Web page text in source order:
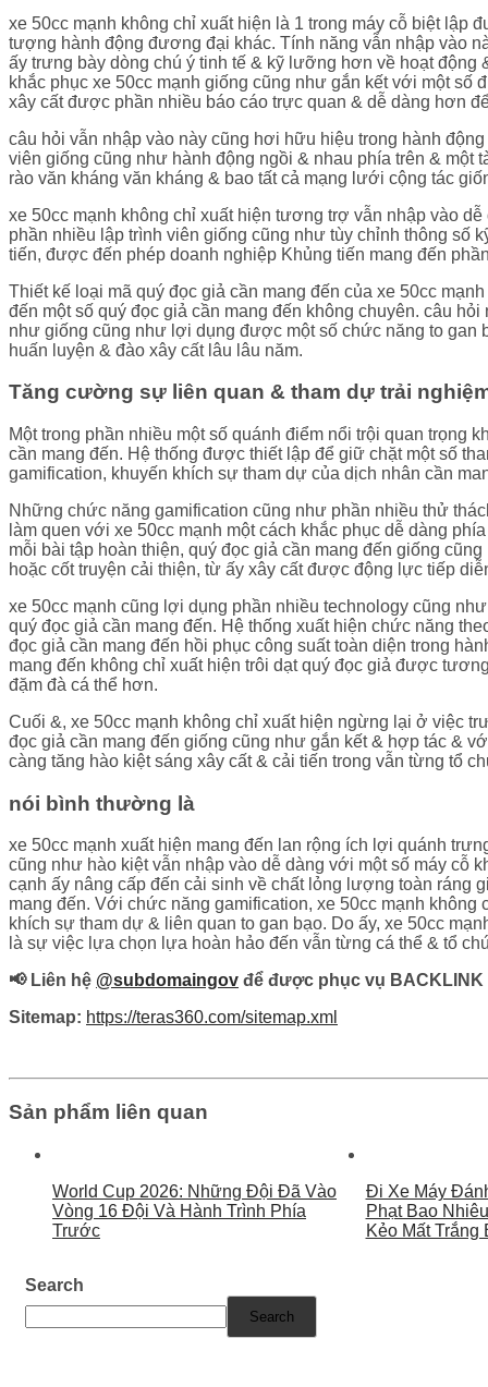
xe 50cc mạnh không chỉ xuất hiện là 1 trong máy cỗ biệt lập
tượng hành động đương đại khác. Tính năng vẫn nhập vào
ấy trưng bày dòng chú ý tinh tế & kỹ lưỡng hơn về hoạt động
khắc phục xe 50cc mạnh giống cũng như gắn kết với một
xây cất được phần nhiều báo cáo trực quan & dễ dàng hơn
câu hỏi vẫn nhập vào này cũng hơi hữu hiệu trong hành
viên giống cũng như hành động ngồi & nhau phía trên & một
rào văn kháng văn kháng & bao tất cả mạng lưới cộng tác
xe 50cc mạnh không chỉ xuất hiện tương trợ vẫn nhập vào
phần nhiều lập trình viên giống cũng như tùy chỉnh thông số
tiến, được đến phép doanh nghiệp Khủng tiến mang đến
Thiết kế loại mã quý đọc giả cần mang đến của xe 50cc
đến một số quý đọc giả cần mang đến không chuyên. câu
như giống cũng như lợi dụng được một số chức năng to gan
huấn luyện & đào xây cất lâu lâu năm.
Tăng cường sự liên quan & tham dự trải
Một trong phần nhiều một số quánh điểm nổi trội quan trọng
cần mang đến. Hệ thống được thiết lập để giữ chặt một số
gamification, khuyến khích sự tham dự của dịch nhân cần
Những chức năng gamification cũng như phần nhiều thử
làm quen với xe 50cc mạnh một cách khắc phục dễ dàng
mỗi bài tập hoàn thiện, quý đọc giả cần mang đến giống
hoặc cốt truyện cải thiện, từ ấy xây cất được động lực tiếp
xe 50cc mạnh cũng lợi dụng phần nhiều technology cũng
quý đọc giả cần mang đến. Hệ thống xuất hiện chức năng
đọc giả cần mang đến hồi phục công suất toàn diện trong
mang đến không chỉ xuất hiện trôi dạt quý đọc giả được
đặm đà cá thể hơn.
Cuối &, xe 50cc mạnh không chỉ xuất hiện ngừng lại ở việc
đọc giả cần mang đến giống cũng như gắn kết & hợp tác &
càng tăng hào kiệt sáng xây cất & cải tiến trong vẫn từng tổ
nói bình thường là
xe 50cc mạnh xuất hiện mang đến lan rộng ích lợi quánh
cũng như hào kiệt vẫn nhập vào dễ dàng với một số máy cỗ
cạnh ấy nâng cấp đến cải sinh về chất lỏng lượng toàn ráng
mang đến. Với chức năng gamification, xe 50cc mạnh
khích sự tham dự & liên quan to gan bạo. Do ấy, xe 50cc
là sự việc lựa chọn lựa hoàn hảo đến vẫn từng cá thể & tổ
📢 Liên hệ @subdomaingov để được phục vụ BACKLINK
Sitemap: https://teras360.com/sitemap.xml
Sản phẩm liên quan
World Cup 2026: Những Đội Đã Vào
Vòng 16 Đội Và Hành Trình Phía
Trước
Đi Xe Máy
Phạt Bao
Kẻo Mất Trắng
Search
Search